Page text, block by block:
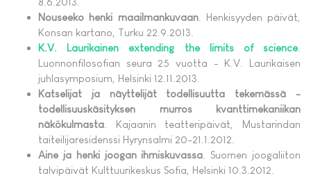
Nouseeko henki maailmankuvaan. Henkisyyden päivät,
Konsan kartano, Turku 22.9.2013.
K.V. Laurikainen extending the limits of science
Luonnonfilosofian seura 25 vuotta - K.V. Laurikaisen
juhlasymposium, Helsinki 12.11.2013.
Katselijat ja näyttelijät todellisuutta tekemässä -
todellisuuskäsityksen murros kvanttimekaniikan
näkökulmasta . Kajaanin teatteripäivät, Mustarindan
taiteilijaresidenssi Hyrynsalmi 20-21.1.2012.
Aine ja henki joogan ihmiskuvassa . Suomen joogaliiton
talvipäivät Kulttuurikeskus Sofia, Helsinki 10.3.2012.